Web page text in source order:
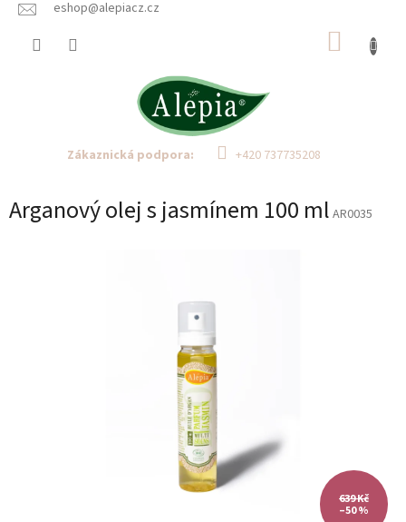
Přejít
eshop@alepiacz.cz
Zákaznická podpora: +420 737735208
Arganový olej s jasmínem 100 ml AR0035
639 Kč
–50 %